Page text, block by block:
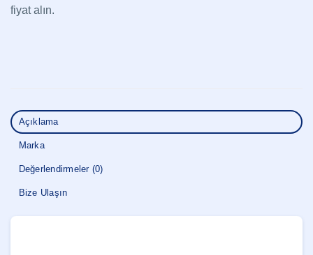
fiyat alın.
Açıklama
Marka
Değerlendirmeler (0)
Bize Ulaşın